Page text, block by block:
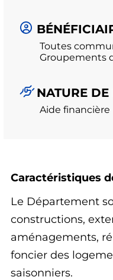
Toutes
Groupements
NATURE DE
Aide financière
Caractéristiques
Le Département
constructions,
aménagements,
foncier des
saisonniers.